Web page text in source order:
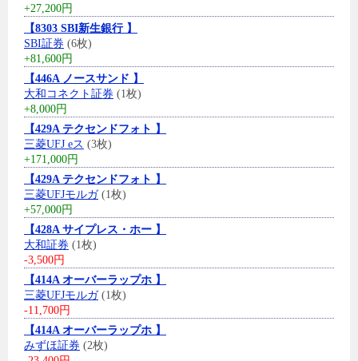
+27,200円
【8303 SBI新生銀行 】
SBI証券 (6枚)
+81,600円
【446A ノースサンド 】
大和コネクト証券 (1枚)
+8,000円
【429A テクセンドフォト 】
三菱UFJ eス (3枚)
+171,000円
【429A テクセンドフォト 】
三菱UFJモルガ(1枚)
+57,000円
【428A サイプレス・ホー 】
大和証券 (1枚)
-3,500円
【414A オーバーラップホ 】
三菱UFJモルガ(1枚)
-11,700円
【414A オーバーラップホ 】
みずほ証券 (2枚)